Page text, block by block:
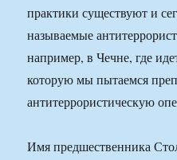
практики существуют и
называемые
например, в Чечне, где
которую мы пытаемся
антитеррористическую
Имя предшественника